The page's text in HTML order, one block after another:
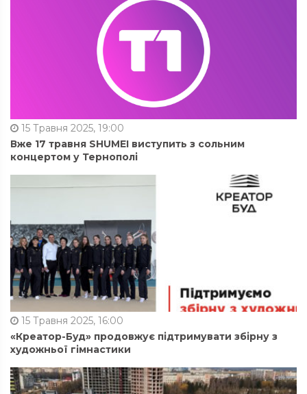
15 Травня 2025, 19:00
Вже 17 травня SHUMEI виступить з сольним
концертом у Тернополі
15 Травня 2025, 16:00
«Креатор-Буд» продовжує підтримувати збірну з
художньої гімнастики